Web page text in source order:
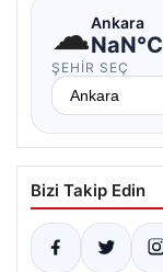
☁Ankara
NaN°C
ŞEHIR SEÇ
Bizi Takip Edin